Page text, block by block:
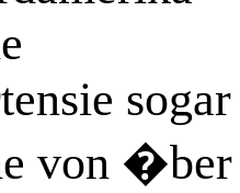
sogar
von �ber